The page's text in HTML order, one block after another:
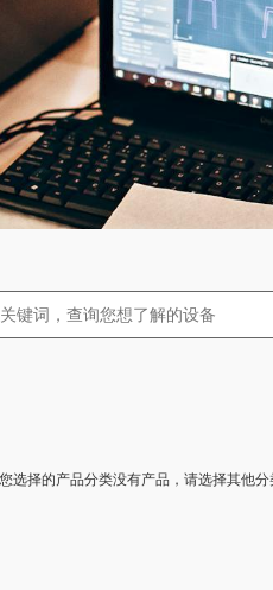
您选择的产品分类没有产品，请选择其他